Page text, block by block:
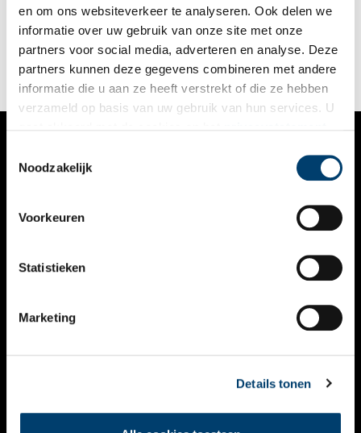
en om ons websiteverkeer te analyseren. Ook delen we
informatie over uw gebruik van onze site met onze
partners voor social media, adverteren en analyse. Deze
partners kunnen deze gegevens combineren met andere
informatie die u aan ze heeft verstrekt of die ze hebben
verzameld op basis van uw gebruik van hun services. U
Noodzakelijk
Voorkeuren
Statistieken
Marketing
Details tonen
afgelopen jaren flink gegroeid en is nu een van de grootste
groepen niet-westerse allochtonen in Amsterdam. Het verhaal
van deze bevolkingsgroep in Nederland begint in de jaren ’60
toen vele Turkse gastarbeiders naar Nederland vertrokken op
zoek naar avontuur en een betere toekomst.
VERHALEN
KALENDER
THEMA’S
VIDEO’S
CONTACT